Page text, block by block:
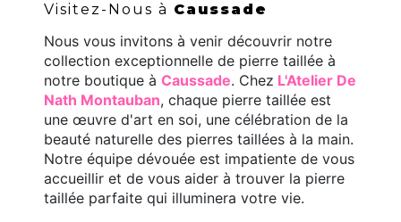
Visitez-Nous à Caussade
Nous vous invitons à venir découvrir notre
collection exceptionnelle de pierre taillée à
notre boutique à Caussade. Chez L'Atelier De
Nath Montauban, chaque pierre taillée est
une œuvre d'art en soi, une célébration de la
beauté naturelle des pierres taillées à la main.
Notre équipe dévouée est impatiente de vous
accueillir et de vous aider à trouver la pierre
taillée parfaite qui illuminera votre vie.